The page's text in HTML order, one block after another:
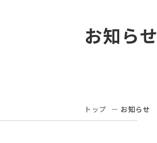
お知らせ
トップ お知らせ